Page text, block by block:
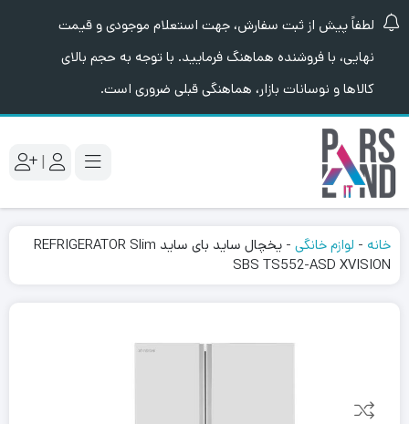
لطفاً پیش از ثبت سفارش، جهت استعلام موجودی و قیمت
نهایی، با فروشنده هماهنگ فرمایید. با توجه به حجم بالای
کالاها و نوسانات بازار، هماهنگی قبلی ضروری است.
|
خانه - لوازم خانگی -
یخچال ساید بای ساید REFRIGERATOR Slim
SBS TS552-ASD XVISION